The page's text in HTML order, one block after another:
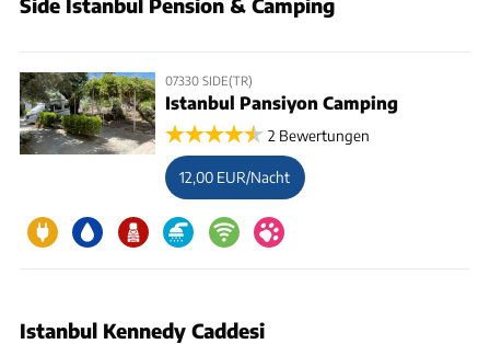
Side Istanbul Pension & Camping
07330 SIDE(TR)
Istanbul Pansiyon Camping
2 Bewertungen
12,00 EUR/Nacht
Istanbul Kennedy Caddesi